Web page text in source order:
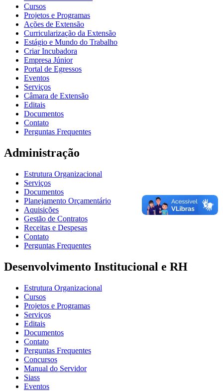
Cursos
Projetos e Programas
Ações de Extensão
Curricularização da Extensão
Estágio e Mundo do Trabalho
Criar Incubadora
Empresa Júnior
Portal de Egressos
Eventos
Serviços
Câmara de Extensão
Editais
Documentos
Contato
Perguntas Frequentes
Administração
Estrutura Organizacional
Serviços
Documentos
Planejamento Orçamentário
Aquisições
Gestão de Contratos
Receitas e Despesas
Contato
Perguntas Frequentes
Desenvolvimento Institucional e RH
Estrutura Organizacional
Cursos
Projetos e Programas
Serviços
Editais
Documentos
Contato
Perguntas Frequentes
Concursos
Manual do Servidor
Siass
Eventos